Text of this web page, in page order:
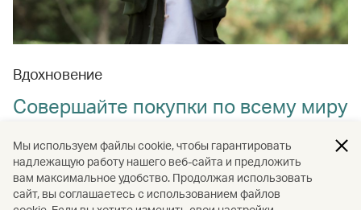
Вдохновение
Совершайте покупки по всему миру
Тщательно подобранные путеводители по покупкам
для тех, кто нуждается в шопинг-терапии — от
обязательных к посещению рынков по всему миру до
удивительных технологичных устройств, модных
Мы используем файлы cookie, чтобы гарантировать
надлежащую работу нашего веб-сайта и предложить
вам максимальное удобство. Продолжая использовать
сайт, вы соглашаетесь с использованием файлов